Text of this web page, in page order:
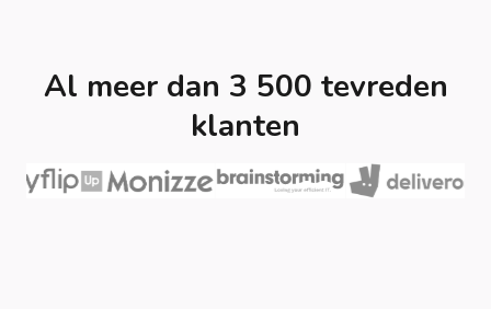
Al meer dan 3 500 tevreden
klanten